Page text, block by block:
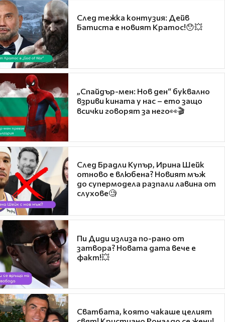
След тежка контузия: Дейв
Батиста е новият Кратос!😯💥
„Спайдър-мен: Нов ден“ буквално
взриви кината у нас – ето защо
всички говорят за него👀🎬
След Брадли Купър, Ирина Шейк
отново е влюбена? Новият мъж
до супермодела разпали лавина от
слухове🧐
Пи Диди излиза по-рано от
затвора? Новата дата вече е
факт!💥
Сватбата, която чакаше целият